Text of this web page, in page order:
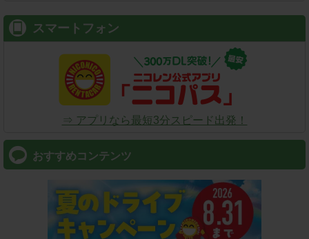
スマートフォン
⇒ アプリなら最短3分スピード出発！
おすすめコンテンツ